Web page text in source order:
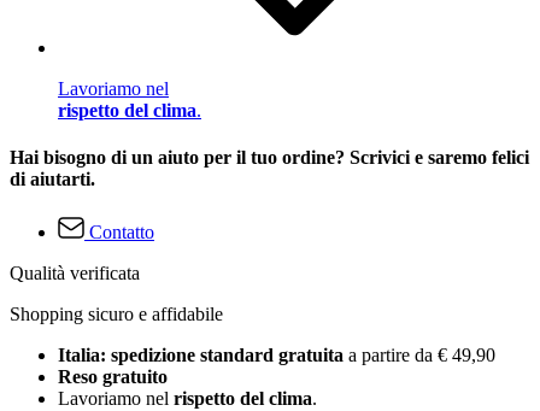
Lavoriamo nel
rispetto del clima.
Hai bisogno di un aiuto per il tuo ordine? Scrivici e saremo felici
di aiutarti.
Contatto
Qualità verificata
Shopping sicuro e affidabile
Italia: spedizione standard gratuita a partire da € 49,90
Reso gratuito
Lavoriamo nel rispetto del clima.